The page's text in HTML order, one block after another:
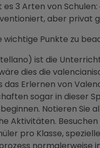
es 3 Arten von
aber privat
wichtige Punkte zu
ist die
dies die
das Erlernen von
sogar in dieser
Notieren Sie
Aktivitäten.
pro Klasse,